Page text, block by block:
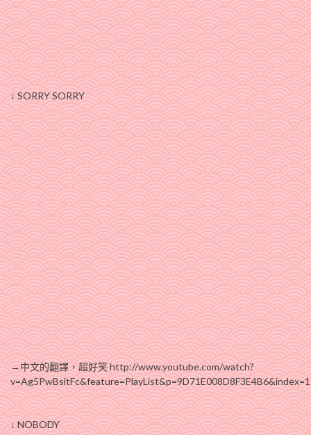
↓ SORRY SORRY
→中文的翻譯，超好笑 http://www.youtube.com/watch?
v=Ag5PwBsltFc&feature=PlayList&p=9D71E008D8F3E4B6&index=1
↓ NOBODY